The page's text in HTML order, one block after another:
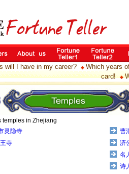
will I have in my career? ◆Which years
card!
◆
temples in Zhejiang
灵隐寺
曹
寺
济
名
诗